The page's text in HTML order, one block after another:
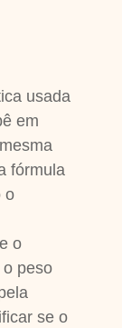
usada
em
fórmula
o
o
peso
se o